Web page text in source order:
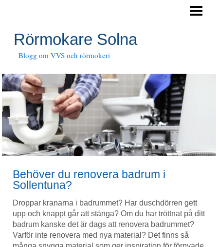
JOUR
Rörmokare Solna
Blogg om VVS och rörmokeri
Behöver du renovera badrum i
Sollentuna?
Droppar kranarna i badrummet? Har duschdörren gett
upp och knappt går att stänga? Om du har tröttnat på ditt
badrum kanske det är dags att renovera badrummet?
Varför inte renovera med nya material? Det finns så